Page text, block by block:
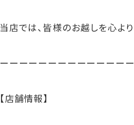
当店では、皆様のお越しを心より
ーーーーーーーーーーーーー
【店舗情報】